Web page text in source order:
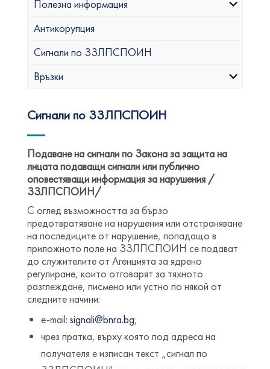
Полезна информация
Антикорупция
Сигнали по ЗЗЛПСПОИН
Връзки
Сигнали по ЗЗЛПСПОИН
Подаване на сигнали по Закона за защита на
лицата подаващи сигнали или публично
оповестяващи информация за нарушения /
ЗЗЛПСПОИН/
С оглед възможността за бързо
предотвратяване на нарушения или отстраняване
на последиците от нарушение, попадащо в
приложното поле на ЗЗЛПСПОИН се подават
до служителите от Агенцията за ядрено
регулиране, които отговарят за тяхното
разглеждане, писмено или устно по някой от
следните начини:
e-mail:signali@bnra.bg;
чрез пратка, върху която под адреса на
получателя е изписан текст „сигнал по